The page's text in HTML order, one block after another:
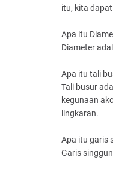
itu, kita
Apa itu
Diameter
Apa itu tali
Tali busur
kegunaan
lingkaran.
Apa itu garis
Garis